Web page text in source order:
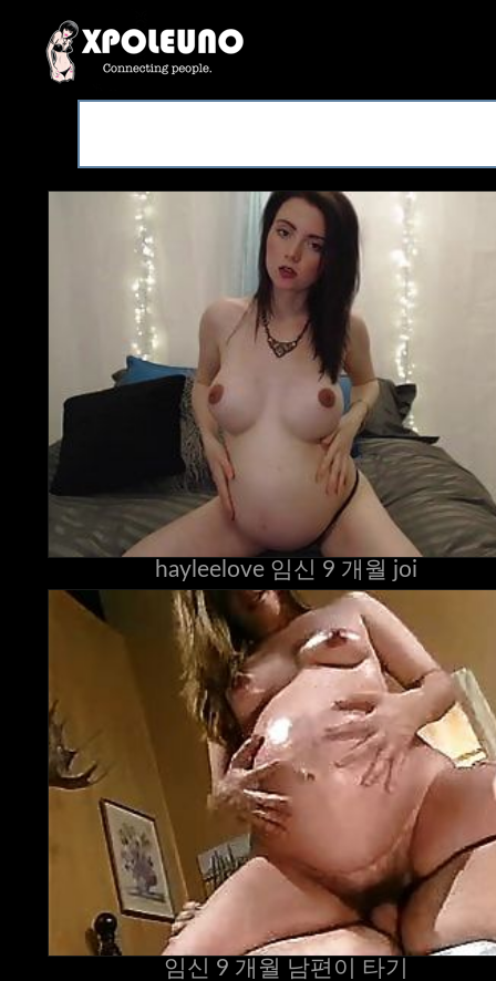
hayleelove 임신 9 개월 joi
임신 9 개월 남편이 타기